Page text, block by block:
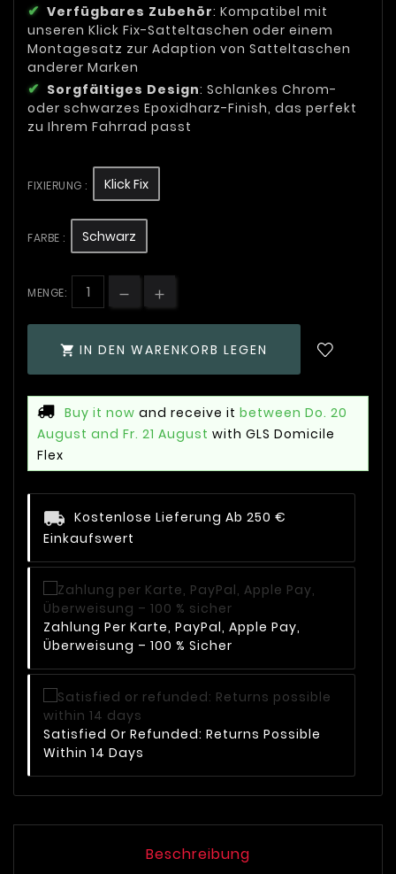
Verfügbares Zubehör: Kompatibel mit
unseren Klick Fix-Satteltaschen oder einem
Montagesatz zur Adaption von Satteltaschen
anderer Marken
Sorgfältiges Design: Schlankes Chrom-
oder schwarzes Epoxidharz-Finish, das perfekt
zu Ihrem Fahrrad passt
FIXIERUNG : Klick Fix
FARBE : Schwarz
MENGE:
 IN DEN WARENKORB LEGEN
Buy it now and receive it between Do. 20
August and Fr. 21 August with GLS Domicile
Flex
Kostenlose Lieferung Ab 250 €
Einkaufswert
Zahlung Per Karte, PayPal, Apple Pay,
Überweisung – 100 % Sicher
Satisfied Or Refunded: Returns Possible
Within 14 Days
Beschreibung